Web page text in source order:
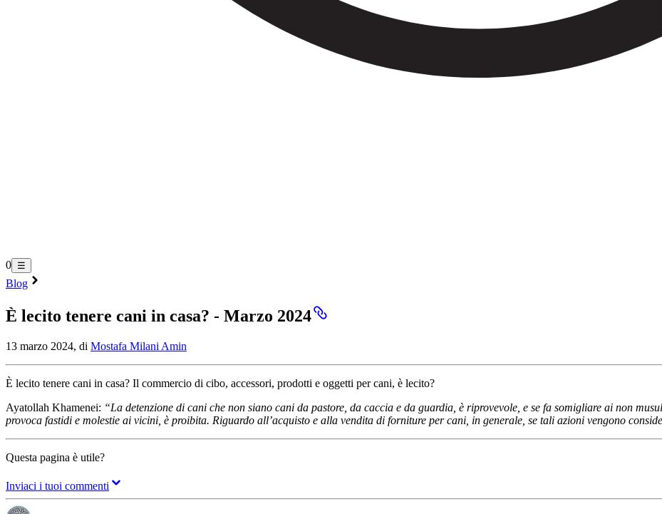
0 ☰
Blog
È lecito tenere cani in casa? - Marzo 2024
13 marzo 2024, di Mostafa Milani Amin
È lecito tenere cani in casa? Il commercio di cibo, accessori, prodotti e oggetti per cani, è lecito?
Ayatollah Khamenei: “La detenzione di cani che non siano cani da pastore, da caccia e da guardia, è riprovevole, e se fa somigliare ai non
provoca fastidi e molestie ai vicini, è proibita. Riguardo all’acquisto e alla vendita di forniture per cani, in generale, se tali azioni vengono
Questa pagina è utile?
Inviaci i tuoi commenti